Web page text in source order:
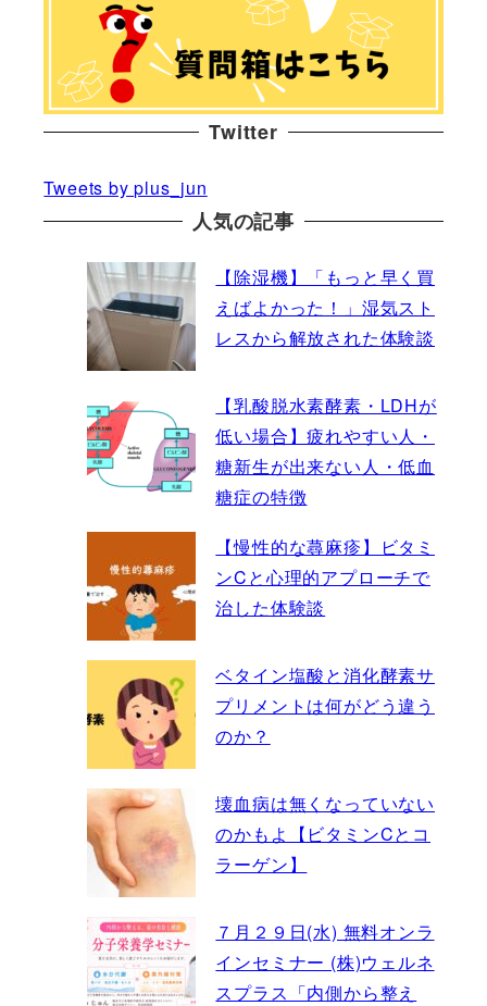
Twitter
Tweets by plus_jun
人気の記事
【除湿機】「もっと早く買
えばよかった！」湿気スト
レスから解放された体験談
【乳酸脱水素酵素・LDHが
低い場合】疲れやすい人・
糖新生が出来ない人・低血
糖症の特徴
【慢性的な蕁麻疹】ビタミ
ンCと心理的アプローチで
治した体験談
ベタイン塩酸と消化酵素サ
プリメントは何がどう違う
のか？
壊血病は無くなっていない
のかもよ【ビタミンCとコ
ラーゲン】
７月２９日(水) 無料オンラ
インセミナー (株)ウェルネ
スプラス「内側から整え